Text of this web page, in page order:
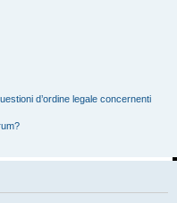
d’ordine legale concernenti